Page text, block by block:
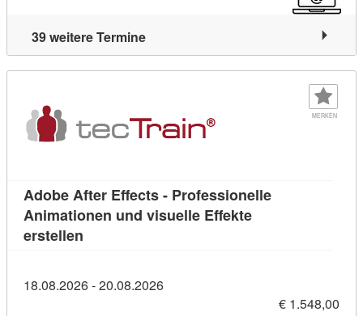
39 weitere Termine
MERKEN
Adobe After Effects - Professionelle
Animationen und visuelle Effekte
erstellen
18.08.2026 - 20.08.2026
€ 1.548,00